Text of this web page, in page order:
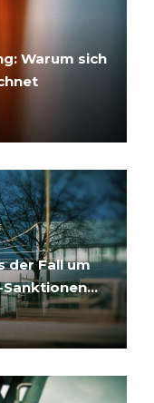
Warum sich
der Fall um
Sanktionen